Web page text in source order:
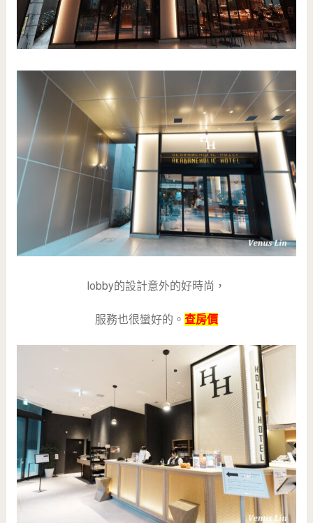
lobby的設計意外的好時尚，
服務也很蠻好的。 查房價